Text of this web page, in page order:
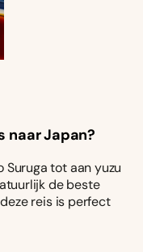
naar Japan?
tot aan yuzu
de beste
deze reis is perfect